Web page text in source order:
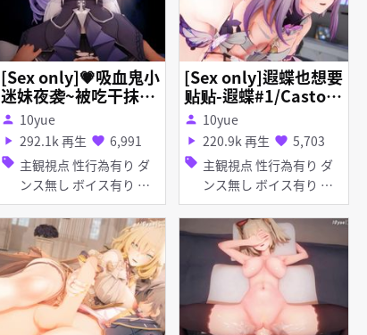
[Sex only]💗吸血鬼小
迷妹夜袭~被吃干抹净
🔥-薇薇安#1/薇薇安/
Vivian/ビビアン/Zenl
essZoneZero/ゼンレ
スゾーンゼロ/绝区零
(📢3m31s)
person 10yue
play_arrow 292.1k 再生 favorite 6,991
sell 主観視点 性行為有り ダ
ンス無し ボイス有り 淫
乱 タイツ・ストッキング
[Sex only]遐蝶也想要
贴贴-遐蝶#1/Castori
ce/キャストリス/Hon
kaiStarRail/崩壊スタ
ーレイル/崩坏星穹铁
道(📢3m25s)
person 10yue
play_arrow 220.9k 再生 favorite 5,703
sell 主観視点 性行為有り ダ
ンス無し ボイス有り 淫
乱 タイツ・ストッキング
アヘ顔 口内射精 ディー
プスロート 手コキ フェ
ラ